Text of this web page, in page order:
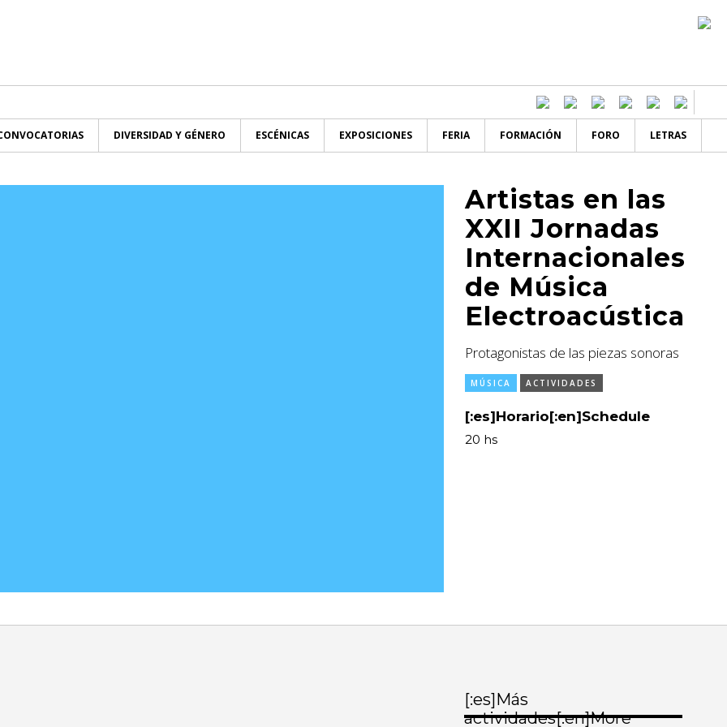
DIVERSIDAD Y GÉNERO ESCÉNICAS EXPOSICIONES FERIA FORMACIÓN FORO LETRAS
Artistas en las
XXII Jornadas
Internacionales
de Música
Electroacústica
Protagonistas de las piezas sonoras
MÚSICA ACTIVIDADES
[:es]Horario[:en]Schedule
20 hs
[:es]Más
actividades[:en]More